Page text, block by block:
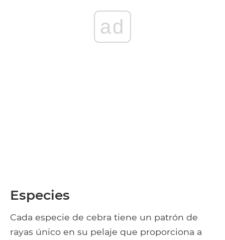
ad
Especies
Cada especie de cebra tiene un patrón de
rayas único en su pelaje que proporciona a